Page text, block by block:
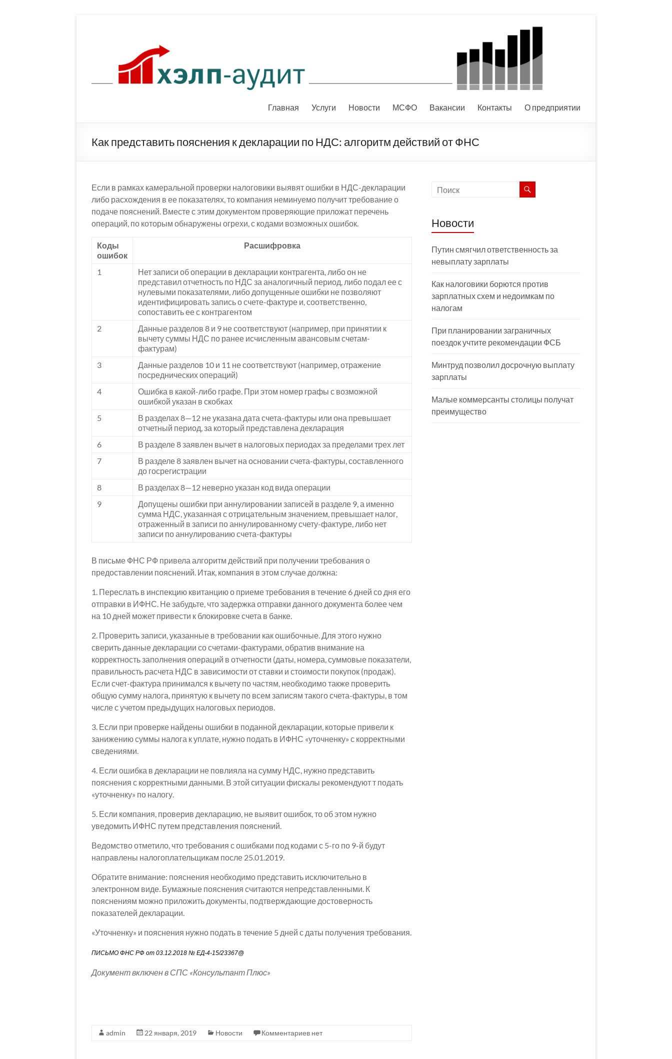
Главная Услуги Новости МСФО Вакансии Контакты О предприятии
Как представить пояснения к декларации по НДС: алгоритм действий от ФНС
Если в рамках камеральной проверки налоговики выявят ошибки в НДС-декларации
либо расхождения в ее показателях, то компания неминуемо получит требование о
подаче пояснений. Вместе с этим документом проверяющие приложат перечень
операций, по которым обнаружены огрехи, с кодами возможных ошибок.
Коды
ошибок
Расшифровка
1
Нет записи об операции в декларации контрагента, либо он не
представил отчетность по НДС за аналогичный период, либо подал ее с
нулевыми показателями, либо допущенные ошибки не позволяют
идентифицировать запись о счете-фактуре и, соответственно,
сопоставить ее с контрагентом
2
Данные разделов 8 и 9 не соответствуют (например, при принятии к
вычету суммы НДС по ранее исчисленным авансовым счетам-
фактурам)
3
Данные разделов 10 и 11 не соответствуют (например, отражение
посреднических операций)
4
Ошибка в какой-либо графе. При этом номер графы с возможной
ошибкой указан в скобках
5
В разделах 8—12 не указана дата счета-фактуры или она превышает
отчетный период, за который представлена декларация
6
В разделе 8 заявлен вычет в налоговых периодах за пределами трех лет
7
В разделе 8 заявлен вычет на основании счета-фактуры, составленного
до госрегистрации
8
В разделах 8—12 неверно указан код вида операции
9
Допущены ошибки при аннулировании записей в разделе 9, а именно
сумма НДС, указанная с отрицательным значением, превышает налог,
отраженный в записи по аннулированному счету-фактуре, либо нет
записи по аннулированию счета-фактуры
В письме ФНС РФ привела алгоритм действий при получении требования о
предоставлении пояснений. Итак, компания в этом случае должна:
1. Переслать в инспекцию квитанцию о приеме требования в течение 6 дней со дня его
отправки в ИФНС. Не забудьте, что задержка отправки данного документа более чем
на 10 дней может привести к блокировке счета в банке.
2. Проверить записи, указанные в требовании как ошибочные. Для этого нужно
сверить данные декларации со счетами-фактурами, обратив внимание на
корректность заполнения операций в отчетности (даты, номера, суммовые показатели,
правильность расчета НДС в зависимости от ставки и стоимости покупок (продаж).
Если счет-фактура принимался к вычету по частям, необходимо также проверить
общую сумму налога, принятую к вычету по всем записям такого счета-фактуры, в том
числе с учетом предыдущих налоговых периодов.
3. Если при проверке найдены ошибки в поданной декларации, которые привели к
занижению суммы налога к уплате, нужно подать в ИФНС «уточненку» с корректными
сведениями.
4. Если ошибка в декларации не повлияла на сумму НДС, нужно представить
пояснения с корректными данными. В этой ситуации фискалы рекомендуют т подать
«уточненку» по налогу.
5. Если компания, проверив декларацию, не выявит ошибок, то об этом нужно
уведомить ИФНС путем представления пояснений.
Ведомство отметило, что требования с ошибками под кодами с 5-го по 9-й будут
направлены налогоплательщикам после 25.01.2019.
Обратите внимание: пояснения необходимо представить исключительно в
электронном виде. Бумажные пояснения считаются непредставленными. К
пояснениям можно приложить документы, подтверждающие достоверность
показателей декларации.
«Уточненку» и пояснения нужно подать в течение 5 дней с даты получения требования.
ПИСЬМО ФНС РФ от 03.12.2018 № ЕД-4-15/23367@
Документ включен в СПС «Консультант Плюс»
admin 22 января, 2019 Новости Комментариев нет
Новости
Путин смягчил ответственность за
невыплату зарплаты
Как налоговики борются против
зарплатных схем и недоимкам по
налогам
При планировании заграничных
поездок учтите рекомендации ФСБ
Минтруд позволил досрочную выплату
зарплаты
Малые коммерсанты столицы получат
преимущество